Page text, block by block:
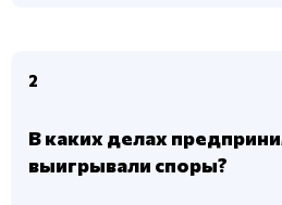
2
В каких делах
выигрывали споры?